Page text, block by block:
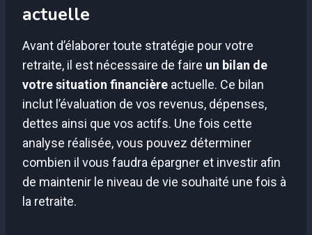
actuelle
Avant d’élaborer toute stratégie pour votre
retraite, il est nécessaire de faire un bilan de
votre situation financière actuelle. Ce bilan
inclut l’évaluation de vos revenus, dépenses,
dettes ainsi que vos actifs. Une fois cette
analyse réalisée, vous pouvez déterminer
combien il vous faudra épargner et investir afin
de maintenir le niveau de vie souhaité une fois à
la retraite.